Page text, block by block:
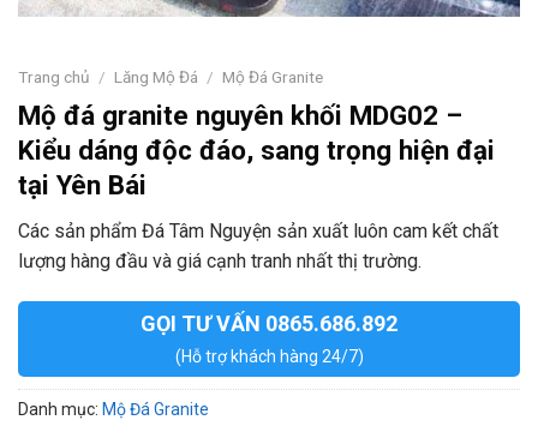
Trang chủ / Lăng Mộ Đá / Mộ Đá Granite
Mộ đá granite nguyên khối MDG02 –
Kiểu dáng độc đáo, sang trọng hiện đại
tại Yên Bái
Các sản phẩm Đá Tâm Nguyện sản xuất luôn cam kết chất
lượng hàng đầu và giá cạnh tranh nhất thị trường.
GỌI TƯ VẤN 0865.686.892
(Hỗ trợ khách hàng 24/7)
Danh mục: Mộ Đá Granite